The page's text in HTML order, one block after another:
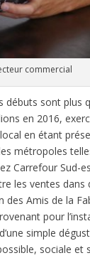
commercial
sont plus
en 2016,
en étant
métropoles
Carrefour Sud-
les ventes
des Amis de la
pour
simple
sociale